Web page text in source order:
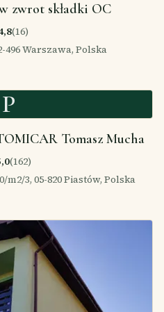
zwrot składki OC
(16)
496 Warszawa, Polska
P
Tomasz Mucha
(162)
3, 05-820 Piastów, Polska